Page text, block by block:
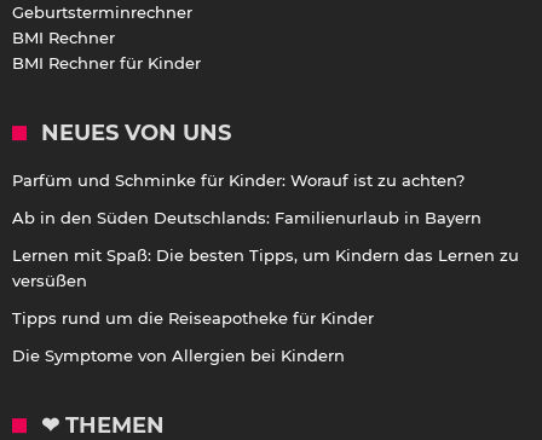
Geburtsterminrechner
BMI Rechner
BMI Rechner für Kinder
NEUES VON UNS
Parfüm und Schminke für Kinder: Worauf ist zu achten?
Ab in den Süden Deutschlands: Familienurlaub in Bayern
Lernen mit Spaß: Die besten Tipps, um Kindern das Lernen zu
versüßen
Tipps rund um die Reiseapotheke für Kinder
Die Symptome von Allergien bei Kindern
❤ THEMEN